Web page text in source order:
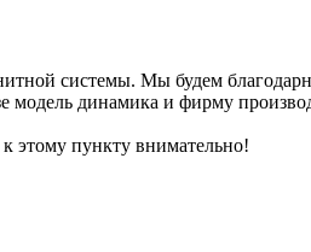
системы. Мы будем
модель динамика и фирму
этому пункту внимательно!